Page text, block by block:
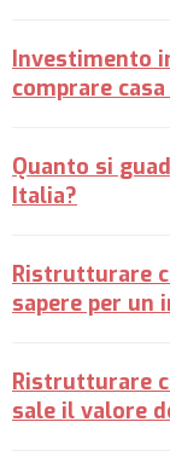
Investimento
comprare
Quanto si
Italia?
Ristrutturare
sapere per un
Ristrutturare
sale il valore